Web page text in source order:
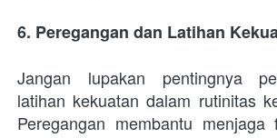
6. Peregangan dan Latihan
Jangan lupakan pentingnya
latihan kekuatan dalam rutinitas
Peregangan membantu menjaga